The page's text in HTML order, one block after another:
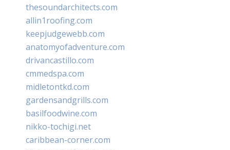
thesoundarchitects.com
allin1roofing.com
keepjudgewebb.com
anatomyofadventure.com
drivancastillo.com
cmmedspa.com
midletontkd.com
gardensandgrills.com
basilfoodwine.com
nikko-tochigi.net
caribbean-corner.com